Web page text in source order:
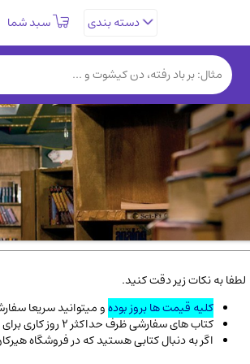
دسته بندی سبد شما
(151)
(534)
و گلاسه(23)
لطفا به نکات زیر دقت کنید.
کلیه قیمت ها بروز بودهو میتوانید سریعا
کتاب های سفارشی ظرف حداکثر 2 روز کاری برای پست پیشتاز، و 3 روز کاری برای پست سفارشی، به دست شما میرسد.
اگر به دنبال کتابی هستید که در فروشگاه